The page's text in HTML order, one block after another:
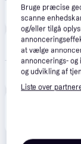
Royal Canin
Brekz
Fri
Bruge præcise
scanne
og/eller tilgå
at vælge
annoncerings- og
og udvikling af
Liste over